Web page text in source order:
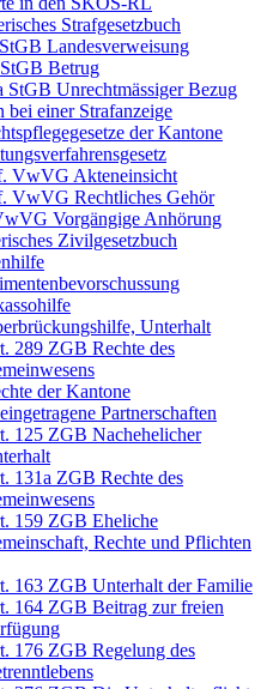
Strafgesetzbuch
Landesverweisung
Betrug
StGB Unrechtmässiger Bezug
bei einer Strafanzeige
der Kantone
VwVG Akteneinsicht
VwVG Rechtliches Gehör
Vorgängige Anhörung
Zivilgesetzbuch
Unterhalt
289 ZGB Rechte des
der Kantone
Partnerschaften
125 ZGB Nachehelicher
131a ZGB Rechte des
159 ZGB Eheliche
Rechte und Pflichten
163 ZGB Unterhalt der Familie
164 ZGB Beitrag zur freien
176 ZGB Regelung des